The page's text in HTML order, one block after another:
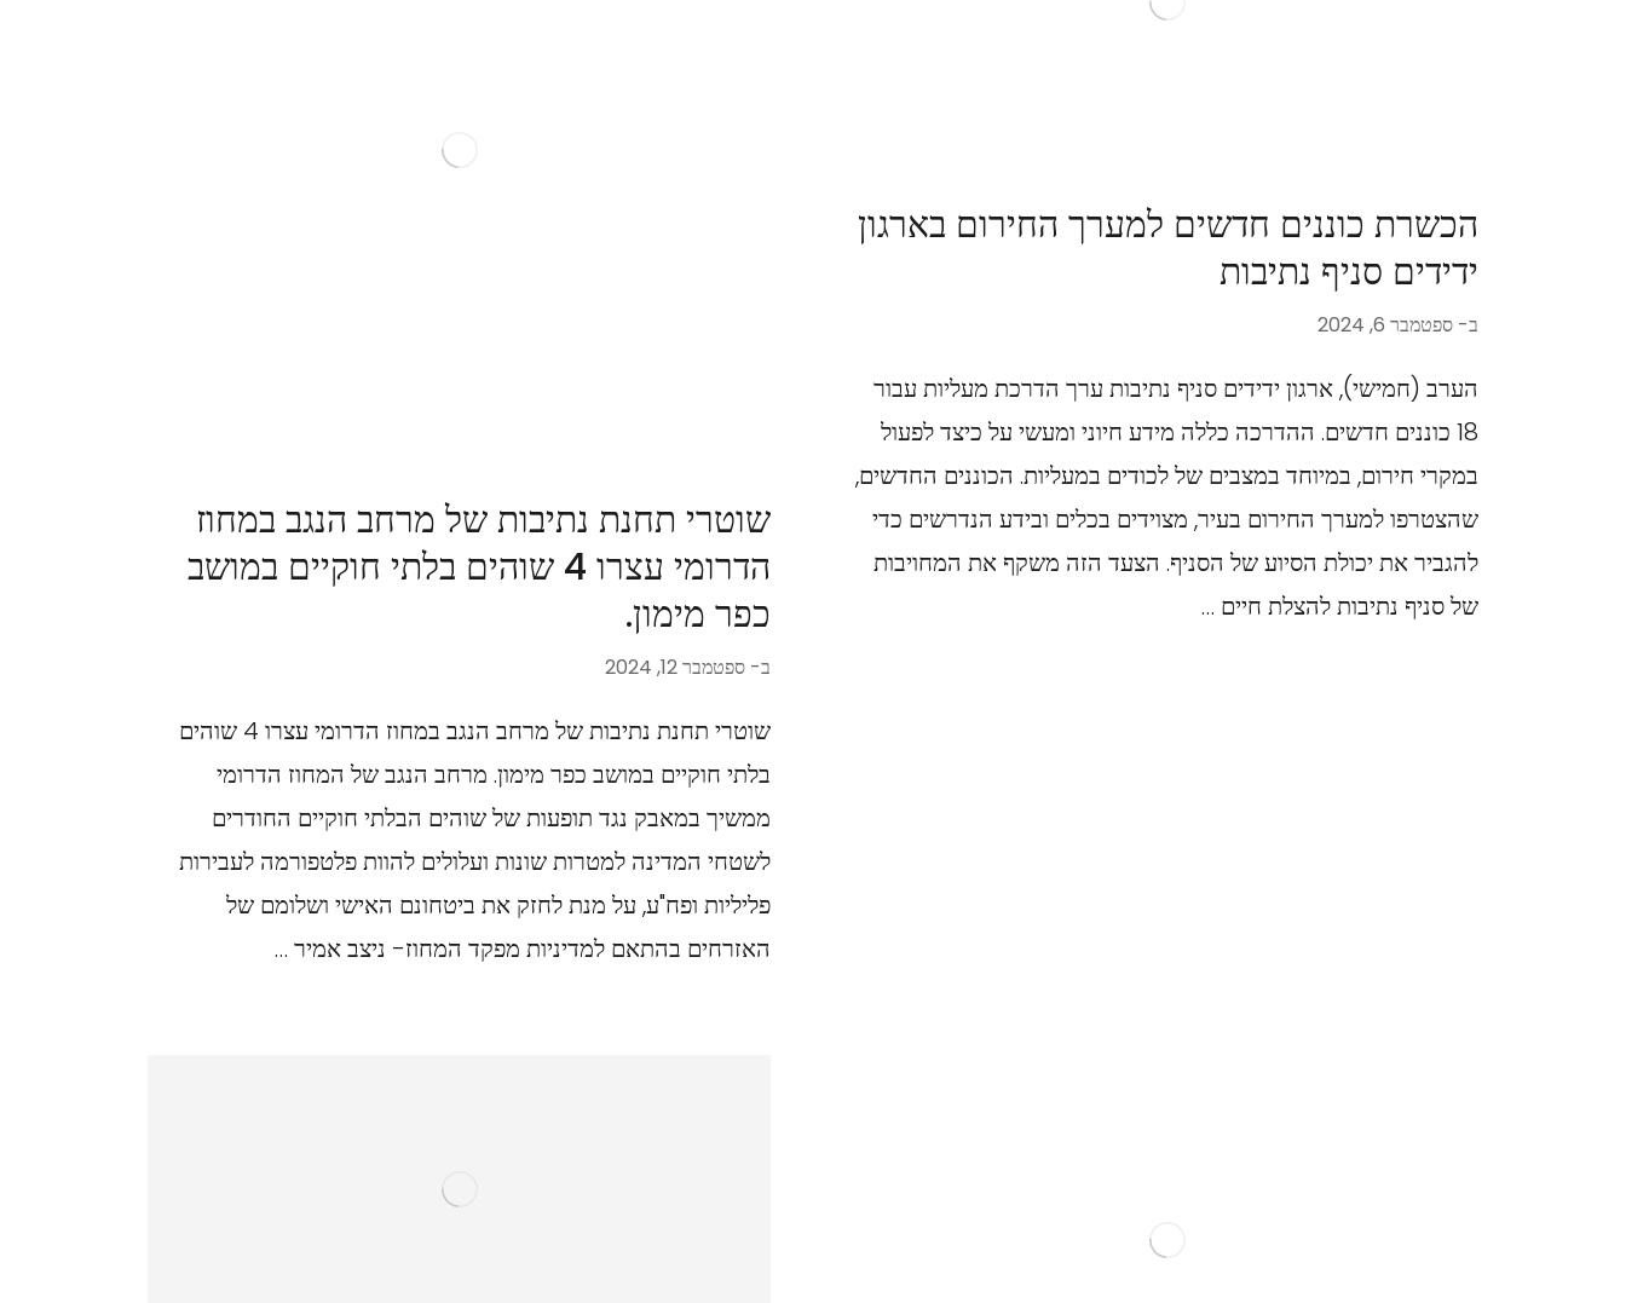
שוטרי תחנת נתיבות של מרחב הנגב במחוז
הדרומי עצרו 4 שוהים בלתי חוקיים במושב
כפר מימון.
ב- ספטמבר 12, 2024
שוטרי תחנת נתיבות של מרחב הנגב במחוז הדרומי עצרו 4 שוהים
בלתי חוקיים במושב כפר מימון. מרחב הנגב של המחוז הדרומי
ממשיך במאבק נגד תופעות של שוהים הבלתי חוקיים החודרים
לשטחי המדינה למטרות שונות ועלולים להוות פלטפורמה לעבירות
פליליות ופח"ע, על מנת לחזק את ביטחונם האישי ושלומם של
האזרחים בהתאם למדיניות מפקד המחוז- ניצב אמיר …
הכשרת כוננים חדשים למערך החירום בארגון
ידידים סניף נתיבות
ב- ספטמבר 6, 2024
הערב (חמישי), ארגון ידידים סניף נתיבות ערך הדרכת מעליות עבור
18 כוננים חדשים. ההדרכה כללה מידע חיוני ומעשי על כיצד לפעול
במקרי חירום, במיוחד במצבים של לכודים במעליות. הכוננים החדשים,
שהצטרפו למערך החירום בעיר, מצוידים בכלים ובידע הנדרשים כדי
להגביר את יכולת הסיוע של הסניף. הצעד הזה משקף את המחויבות
של סניף נתיבות להצלת חיים …